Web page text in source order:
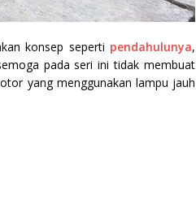
konsep seperti pendahulunya,
pada seri ini tidak membuat
yang menggunakan lampu jauh